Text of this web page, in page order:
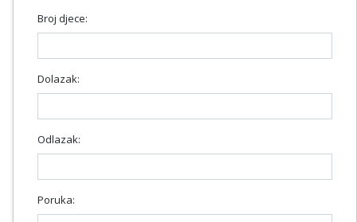
Broj djece:
Dolazak:
Odlazak:
Poruka: